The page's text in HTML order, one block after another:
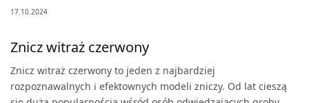
17.10.2024
Znicz witraż czerwony
Znicz witraż czerwony to jeden z najbardziej
rozpoznawalnych i efektownych modeli zniczy. Od lat cieszą